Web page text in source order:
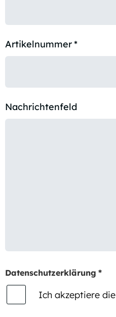
Artikelnummer*
Nachrichtenfeld
Datenschutzerklärung *
Ich akzeptiere die